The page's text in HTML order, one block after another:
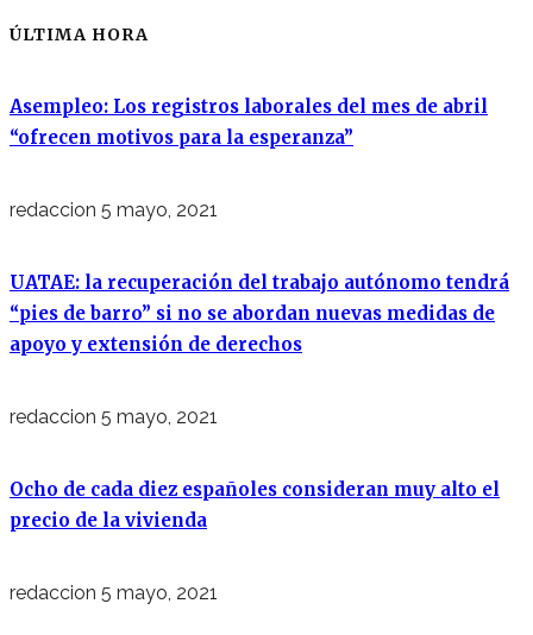
ÚLTIMA HORA
Asempleo: Los registros laborales del mes de abril
“ofrecen motivos para la esperanza”
redaccion 5 mayo, 2021
UATAE: la recuperación del trabajo autónomo tendrá
“pies de barro” si no se abordan nuevas medidas de
apoyo y extensión de derechos
redaccion 5 mayo, 2021
Ocho de cada diez españoles consideran muy alto el
precio de la vivienda
redaccion 5 mayo, 2021